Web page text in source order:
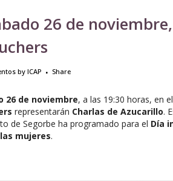
26 de
by ICAP Share
26 de noviembre, a las 19:30 horas, en el
representarán Charlas de Azucarillo.
de Segorbe ha programado para el Día
mujeres.